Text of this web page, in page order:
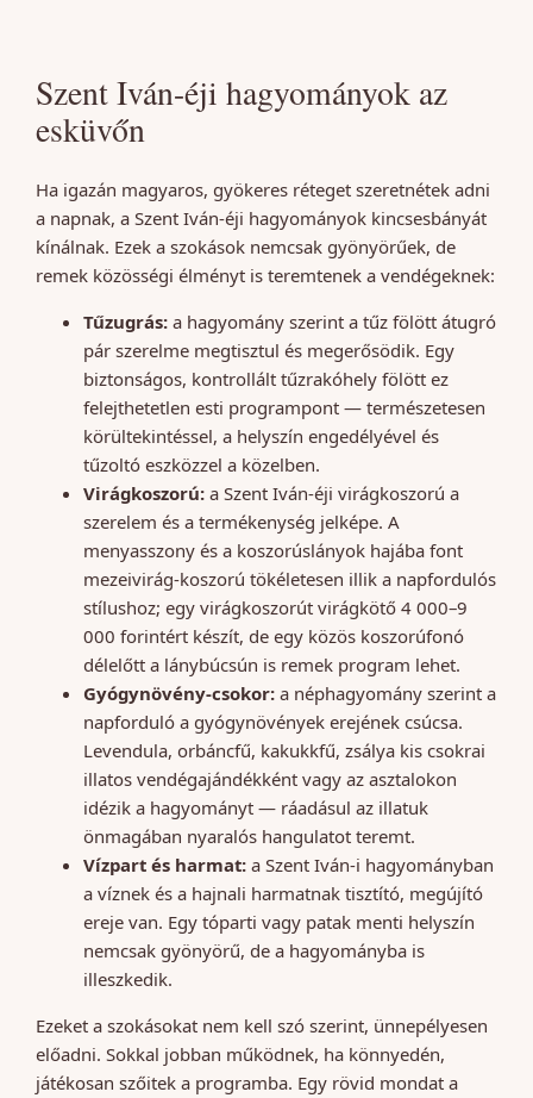
Szent Iván-éji hagyományok az
esküvőn
Ha igazán magyaros, gyökeres réteget szeretnétek adni
a napnak, a Szent Iván-éji hagyományok kincsesbányát
kínálnak. Ezek a szokások nemcsak gyönyörűek, de
remek közösségi élményt is teremtenek a vendégeknek:
Tűzugrás: a hagyomány szerint a tűz fölött átugró
pár szerelme megtisztul és megerősödik. Egy
biztonságos, kontrollált tűzrakóhely fölött ez
felejthetetlen esti programpont — természetesen
körültekintéssel, a helyszín engedélyével és
tűzoltó eszközzel a közelben.
Virágkoszorú: a Szent Iván-éji virágkoszorú a
szerelem és a termékenység jelképe. A
menyasszony és a koszorúslányok hajába font
mezeivirág-koszorú tökéletesen illik a napfordulós
stílushoz; egy virágkoszorút virágkötő 4 000–9
000 forintért készít, de egy közös koszorúfonó
délelőtt a lánybúcsún is remek program lehet.
Gyógynövény-csokor: a néphagyomány szerint a
napforduló a gyógynövények erejének csúcsa.
Levendula, orbáncfű, kakukkfű, zsálya kis csokrai
illatos vendégajándékként vagy az asztalokon
idézik a hagyományt — ráadásul az illatuk
önmagában nyaralós hangulatot teremt.
Vízpart és harmat: a Szent Iván-i hagyományban
a víznek és a hajnali harmatnak tisztító, megújító
ereje van. Egy tóparti vagy patak menti helyszín
nemcsak gyönyörű, de a hagyományba is
illeszkedik.
Ezeket a szokásokat nem kell szó szerint, ünnepélyesen
előadni. Sokkal jobban működnek, ha könnyedén,
játékosan szőitek a programba. Egy rövid mondat a